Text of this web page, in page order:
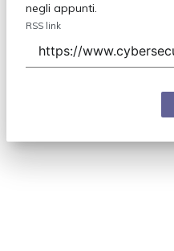
negli appunti.
RSS link